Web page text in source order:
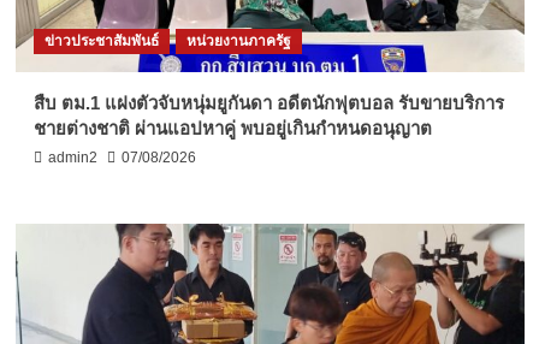
ข่าวประชาสัมพันธ์ หน่วยงานภาครัฐ
สืบ ตม.1 แฝงตัวจับหนุ่มยูกันดา อดีตนักฟุตบอล รับขายบริการ
ชายต่างชาติ ผ่านแอปหาคู่ พบอยู่เกินกำหนดอนุญาต
admin2 07/08/2026